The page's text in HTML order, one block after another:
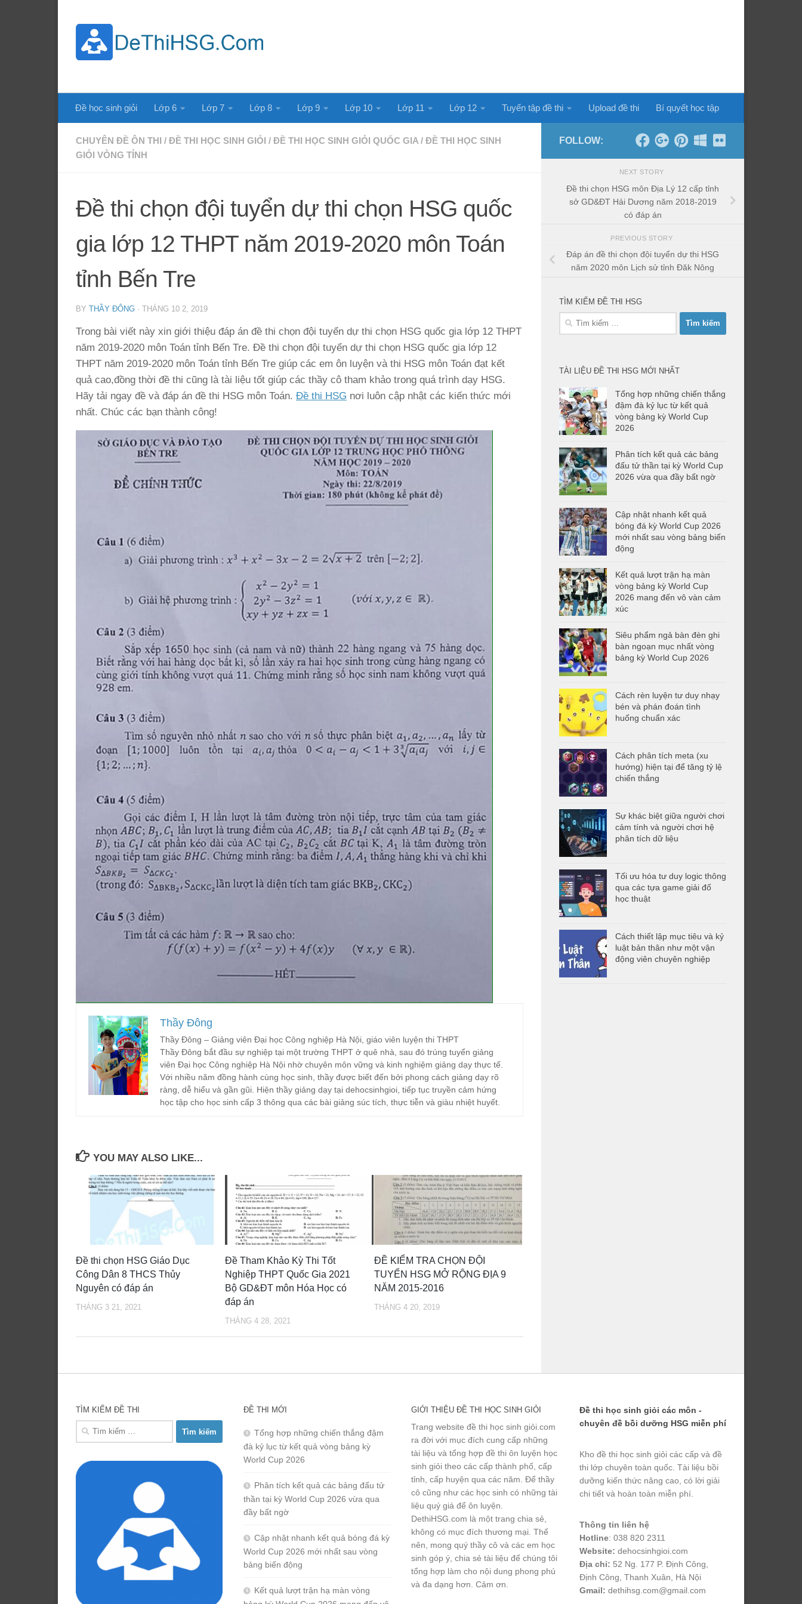
Đề học sinh giỏi Lớp 6 Lớp 7 Lớp 8 Lớp 9 Lớp 10 Lớp 11 Lớp 12 Tuyển tập đề thi Upload đề thi Bí quyết học tập
CHUYÊN ĐỀ ÔN THI / ĐỀ THI HỌC SINH GIỎI / ĐỀ THI HỌC SINH GIỎI QUỐC GIA / ĐỀ THI HỌC SINH
GIỎI VÒNG TỈNH
Đề thi chọn đội tuyển dự thi chọn HSG quốc
gia lớp 12 THPT năm 2019-2020 môn Toán
tỉnh Bến Tre
BY THẦY ĐÔNG · THÁNG 10 2, 2019
Trong bài viết này xin giới thiệu đáp án đề thi chọn đội tuyển dự thi chọn HSG quốc gia lớp 12 THPT
năm 2019-2020 môn Toán tỉnh Bến Tre. Đề thi chọn đội tuyển dự thi chọn HSG quốc gia lớp 12
THPT năm 2019-2020 môn Toán tỉnh Bến Tre giúp các em ôn luyện và thi HSG môn Toán đạt kết
quả cao,đồng thời đề thi cũng là tài liệu tốt giúp các thầy cô tham khảo trong quá trình dạy HSG.
Hãy tải ngay đề và đáp án đề thi HSG môn Toán. Đề thi HSG nơi luôn cập nhật các kiến thức mới
nhất. Chúc các bạn thành công!
Thầy Đông
Thầy Đông – Giảng viên Đại học Công nghiệp Hà Nội, giáo viên luyện thi THPT
Thầy Đông bắt đầu sự nghiệp tại một trường THPT ở quê nhà, sau đó trúng tuyển giảng
viên Đại học Công nghiệp Hà Nội nhờ chuyên môn vững và kinh nghiệm giảng dạy thực tế.
Với nhiều năm đồng hành cùng học sinh, thầy được biết đến bởi phong cách giảng dạy rõ
ràng, dễ hiểu và gần gũi. Hiện thầy giảng dạy tại dehocsinhgioi, tiếp tục truyền cảm hứng
học tập cho học sinh cấp 3 thông qua các bài giảng súc tích, thực tiễn và giàu nhiệt huyết.
YOU MAY ALSO LIKE...
Đề thi chọn HSG Giáo Dục
Công Dân 8 THCS Thủy
Nguyên có đáp án
THÁNG 3 21, 2021
Đề Tham Khảo Kỳ Thi Tốt
Nghiệp THPT Quốc Gia 2021
Bộ GD&ĐT môn Hóa Học có
đáp án
THÁNG 4 28, 2021
ĐỀ KIỂM TRA CHỌN ĐỘI
TUYỂN HSG MỞ RỘNG ĐỊA 9
NĂM 2015-2016
THÁNG 4 20, 2019
FOLLOW:
NEXT STORY
Đề thi chọn HSG môn Địa Lý 12 cấp tỉnh
sở GD&ĐT Hải Dương năm 2018-2019
có đáp án
PREVIOUS STORY
Đáp án đề thi chọn đội tuyển dự thi HSG
năm 2020 môn Lịch sử tỉnh Đăk Nông
TÌM KIẾM ĐỀ THI HSG
Tìm
TÀI LIỆU ĐỀ THI HSG MỚI NHẤT
Tổng hợp những chiến thắng
đậm đà kỷ lục từ kết quả
vòng bảng kỳ World Cup
2026
Phân tích kết quả các bảng
đấu tử thần tại kỳ World Cup
2026 vừa qua đầy bất ngờ
Cập nhật nhanh kết quả
bóng đá kỳ World Cup 2026
mới nhất sau vòng bảng biến
động
Kết quả lượt trận hạ màn
vòng bảng kỳ World Cup
2026 mang đến vô vàn cảm
xúc
Siêu phẩm ngả bàn đèn ghi
bàn ngoạn mục nhất vòng
bảng kỳ World Cup 2026
Cách rèn luyện tư duy nhạy
bén và phán đoán tình
huống chuẩn xác
Cách phân tích meta (xu
hướng) hiện tại để tăng tỷ lệ
chiến thắng
Sự khác biệt giữa người chơi
cảm tính và người chơi hệ
phân tích dữ liệu
Tối ưu hóa tư duy logic thông
qua các tựa game giải đố
học thuật
Cách thiết lập mục tiêu và kỷ
luật bản thân như một vận
động viên chuyên nghiệp
TÌM KIẾM ĐỀ THI
Tìm
ĐỀ THI MỚI
Tổng hợp những chiến thắng đậm
đà kỷ lục từ kết quả vòng bảng kỳ
World Cup 2026
Phân tích kết quả các bảng đấu tử
thần tại kỳ World Cup 2026 vừa qua
đầy bất ngờ
Cập nhật nhanh kết quả bóng đá kỳ
World Cup 2026 mới nhất sau vòng
bảng biến động
Kết quả lượt trận hạ màn vòng
GIỚI THIỆU ĐỀ THI HỌC SINH GIỎI
Trang website đề thi học sinh giỏi.com
ra đời với mục đích cung cấp những
tài liệu và tổng hợp đề thi ôn luyện học
sinh giỏi theo các cấp thành phố, cấp
tỉnh, cấp huyện qua các năm. Để thầy
cô cũng như các học sinh có những tài
liệu quý giá để ôn luyện.
DethiHSG.com là một trang chia sẻ,
không có mục đích thương mại. Thế
nên, mong quý thầy cô và các em học
sinh góp ý, chia sẻ tài liệu để chúng tôi
tổng hợp làm cho nội dung phong phú
và đa dạng hơn. Cảm ơn.
Đề thi học sinh giỏi các môn -
chuyên đề bồi dưỡng HSG miễn phí
Kho đề thi học sinh giỏi các cấp và đề
thi lớp chuyên toàn quốc. Tài liệu bồi
dưỡng kiến thức nâng cao, có lời giải
chi tiết và hoàn toàn miễn phí.
Thông tin liên hệ
Hotline: 038 820 2311
Website: dehocsinhgioi.com
Địa chỉ: 52 Ng. 177 P. Định Công,
Định Công, Thanh Xuân, Hà Nội
Gmail: dethihsg.com@gmail.com